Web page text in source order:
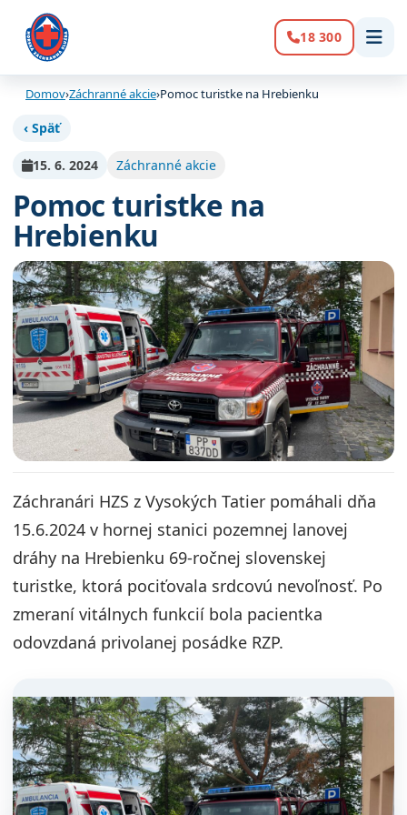
Volanie:
18 300
Domov›Záchranné akcie›Pomoc turistke na Hrebienku
‹ Späť
15. 6. 2024 Záchranné akcie
Pomoc turistke na
Hrebienku
Záchranári HZS z Vysokých Tatier pomáhali dňa
15.6.2024 v hornej stanici pozemnej lanovej
dráhy na Hrebienku 69-ročnej slovenskej
turistke, ktorá pociťovala srdcovú nevoľnosť. Po
zmeraní vitálnych funkcií bola pacientka
odovzdaná privolanej posádke RZP.